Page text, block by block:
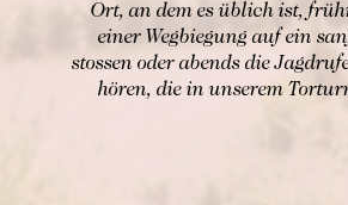
Ort, an dem es üblich ist,
einer Wegbiegung auf ein
stossen oder abends die
hören, die in unserem